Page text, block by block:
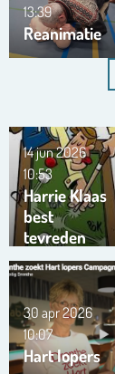
Reanimatie
13:39
Harrie Klaas
best
tevreden
14 jun 2026
10:53
Hart lopers
30 apr 2026
10:07